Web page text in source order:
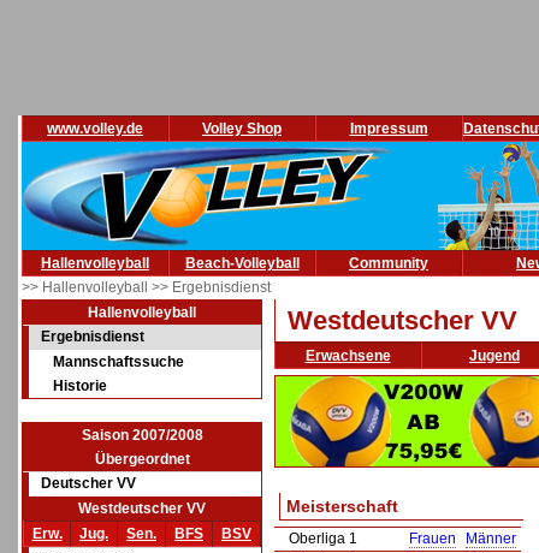
www.volley.de Volley Shop Impressum
Hallenvolleyball Beach-Volleyball Community
>> Hallenvolleyball >> Ergebnisdienst
Hallenvolleyball
Ergebnisdienst
Mannschaftssuche
Historie
Saison 2007/2008
Übergeordnet
Deutscher VV
Westdeutscher VV
Erw.
Jug. Sen. BFS
BSV
Westdeutscher VV
Erwachsene Jugend
Meisterschaft
Oberliga 1 Frauen
Männer